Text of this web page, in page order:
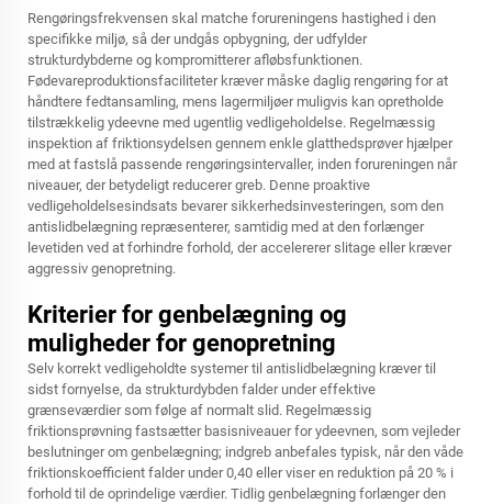
Rengøringsfrekvensen skal matche forureningens hastighed i den
specifikke miljø, så der undgås opbygning, der udfylder
strukturdybderne og kompromitterer afløbsfunktionen.
Fødevareproduktionsfaciliteter kræver måske daglig rengøring for at
håndtere fedtansamling, mens lagermiljøer muligvis kan opretholde
tilstrækkelig ydeevne med ugentlig vedligeholdelse. Regelmæssig
inspektion af friktionsydelsen gennem enkle glatthedsprøver hjælper
med at fastslå passende rengøringsintervaller, inden forureningen når
niveauer, der betydeligt reducerer greb. Denne proaktive
vedligeholdelsesindsats bevarer sikkerhedsinvesteringen, som den
antislidbelægning repræsenterer, samtidig med at den forlænger
levetiden ved at forhindre forhold, der accelererer slitage eller kræver
aggressiv genopretning.
Kriterier for genbelægning og
muligheder for genopretning
Selv korrekt vedligeholdte systemer til antislidbelægning kræver til
sidst fornyelse, da strukturdybden falder under effektive
grænseværdier som følge af normalt slid. Regelmæssig
friktionsprøvning fastsætter basisniveauer for ydeevnen, som vejleder
beslutninger om genbelægning; indgreb anbefales typisk, når den våde
friktionskoefficient falder under 0,40 eller viser en reduktion på 20 % i
forhold til de oprindelige værdier. Tidlig genbelægning forlænger den